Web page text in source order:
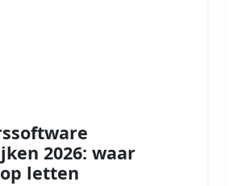
2026: waar
letten